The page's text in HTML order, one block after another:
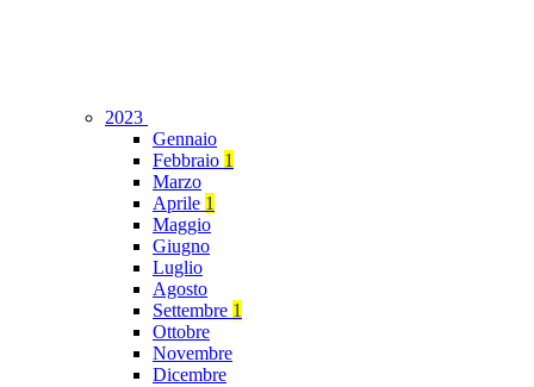
2023
Gennaio
Febbraio 1
Marzo
Aprile 1
Maggio
Giugno
Luglio
Agosto
Settembre 1
Ottobre
Novembre
Dicembre